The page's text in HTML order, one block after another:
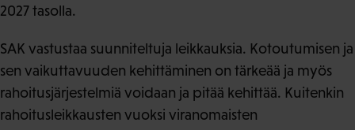
2027 tasolla.
SAK vastustaa suunniteltuja leikkauksia. Kotoutumisen ja
sen vaikuttavuuden kehittäminen on tärkeää ja myös
rahoitusjärjestelmiä voidaan ja pitää kehittää. Kuitenkin
rahoitusleikkausten vuoksi viranomaisten